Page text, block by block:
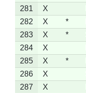
281
X
282
X *
283
X *
284
X
285
X *
286
X
287
X